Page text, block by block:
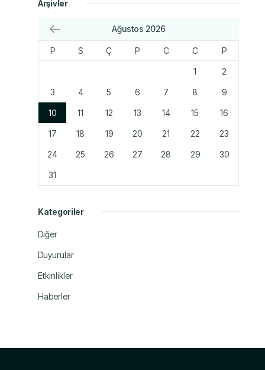
Arşivler
Ağustos 2026
P S Ç P C C P
1 2
3 4 5 6 7 8 9
10 11 12 13 14 15 16
17 18 19 20 21 22 23
24 25 26 27 28 29 30
31
Kategoriler
Diğer
Duyurular
Etkinlikler
Haberler